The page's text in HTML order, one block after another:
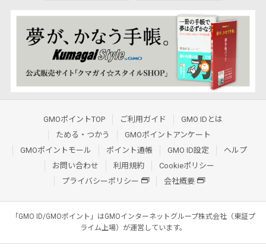
GMOポイントTOP ご利用ガイド
GMO IDとは
ためる・つかう
GMOポイントアンケート
GMOポイントモール
ポイント通帳 GMO ID設定
ヘルプ
お問い合わせ
利用規約
Cookieポリシー
プライバシーポリシー
会社概要
「GMO ID/GMOポイント」はGMOインターネットグループ株式会社（東証プ
ライム上場）が運営しています。